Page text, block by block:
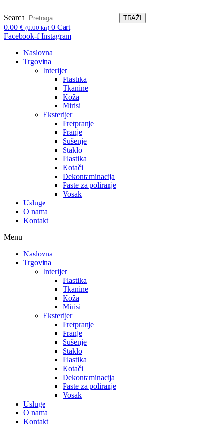
to
content
Search TRAŽI
0.00 € (0.00 kn) 0 Cart
Facebook-f Instagram
Naslovna
Trgovina
Interijer
Plastika
Tkanine
Koža
Mirisi
Eksterijer
Pretpranje
Pranje
Sušenje
Staklo
Plastika
Kotači
Dekontaminacija
Paste za poliranje
Vosak
Usluge
O nama
Kontakt
Menu
Naslovna
Trgovina
Interijer
Plastika
Tkanine
Koža
Mirisi
Eksterijer
Pretpranje
Pranje
Sušenje
Staklo
Plastika
Kotači
Dekontaminacija
Paste za poliranje
Vosak
Usluge
O nama
Kontakt